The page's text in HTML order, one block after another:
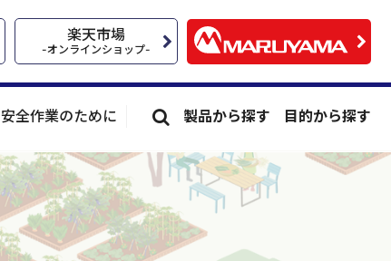
楽天市場
-オンラインショップ-
安全作業のために 製品から探す 目的から探す